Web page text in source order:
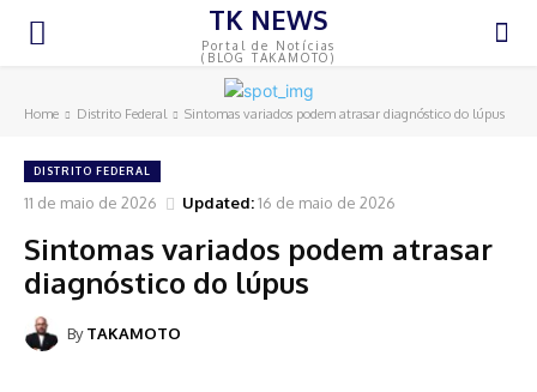
TK NEWS
Portal de Notícias
(BLOG TAKAMOTO)
Home Distrito Federal Sintomas variados podem atrasar diagnóstico do lúpus
DISTRITO FEDERAL
11 de maio de 2026 Updated:16 de maio de 2026
Sintomas variados podem atrasar
diagnóstico do lúpus
By TAKAMOTO